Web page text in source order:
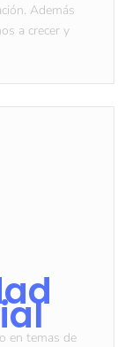
Además
a crecer y
en temas de